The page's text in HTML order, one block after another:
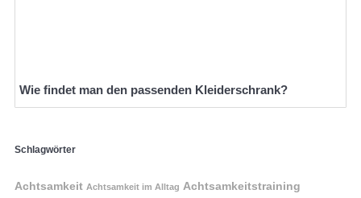
Wie findet man den passenden Kleiderschrank?
Schlagwörter
Achtsamkeit Achtsamkeit im Alltag Achtsamkeitstraining